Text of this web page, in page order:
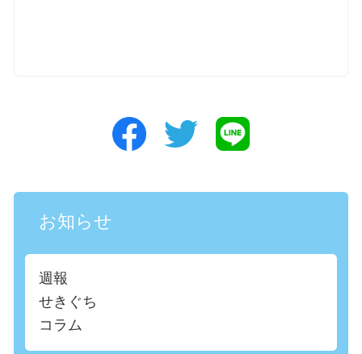
お知らせ
週報
せきぐち
コラム